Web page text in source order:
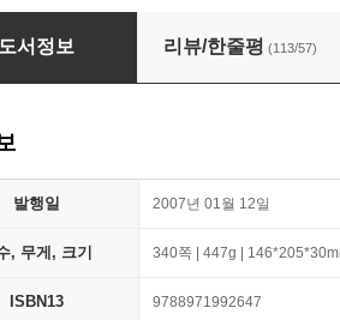
간인가
도서정보 리뷰/한줄평 (113/57)
발행일 2007년 01월 12일
, 무게, 크기 340쪽 | 447g |
ISBN13 9788971992647